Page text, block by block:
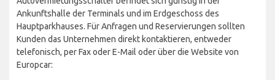
Ankunftshalle der Terminals und im Erdgeschoss des
Hauptparkhauses. Für Anfragen und Reservierungen sollten
Kunden das Unternehmen direkt kontaktieren, entweder
telefonisch, per Fax oder E-Mail oder über die Website von
Europcar: